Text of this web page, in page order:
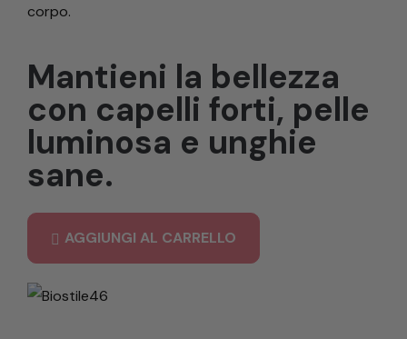
corpo.
Mantieni la bellezza
con capelli forti, pelle
luminosa e unghie
sane.
AGGIUNGI AL CARRELLO